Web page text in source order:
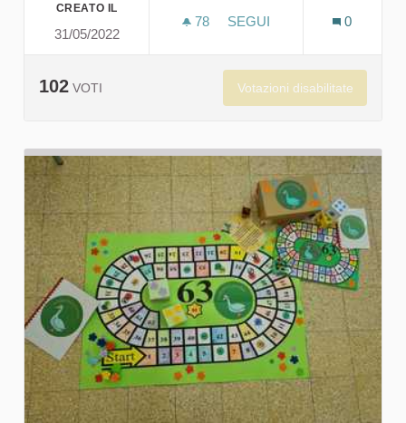
CREATO IL
31/05/2022
78 78 SOSTENITORI
SEGUI
0
102 VOTI Votazioni disabilitate